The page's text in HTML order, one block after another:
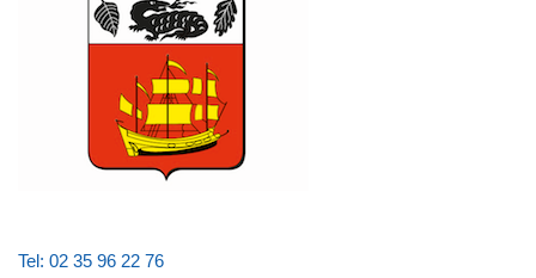
Tel: 02 35 96 22 76